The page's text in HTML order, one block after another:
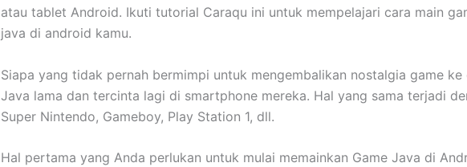
atau tablet Android. Ikuti tutorial Caraqu ini untuk mempelajari cara main
java di android kamu.
Siapa yang tidak pernah bermimpi untuk mengembalikan nostalgia game ke
Java lama dan tercinta lagi di smartphone mereka. Hal yang sama terjadi
Super Nintendo, Gameboy, Play Station 1, dll.
Hal pertama yang Anda perlukan untuk mulai memainkan Game Java di